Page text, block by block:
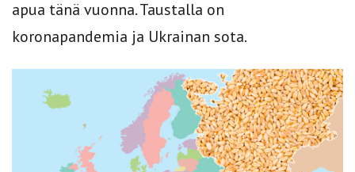
apua tänä vuonna. Taustalla on
koronapandemia ja Ukrainan sota.